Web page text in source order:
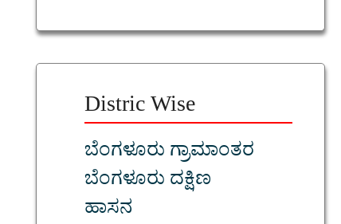
Distric Wise
ಬೆಂಗಳೂರು ಗ್ರಾಮಾಂತರ
ಬೆಂಗಳೂರು ದಕ್ಷಿಣ
ಹಾಸನ